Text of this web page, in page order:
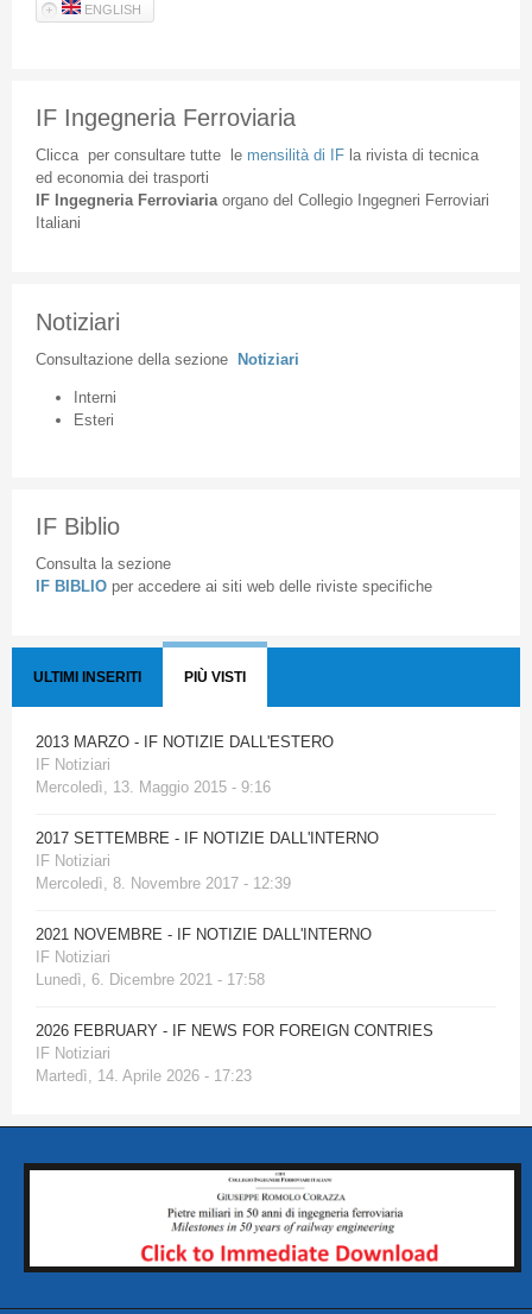
ENGLISH
IF Ingegneria Ferroviaria
Cliccaper consultare tuttele mensilità di IFla rivista di tecnica
ed economia dei trasporti
IF Ingegneria Ferroviaria organodel Collegio Ingegneri Ferroviari
Italiani
Notiziari
Consultazione della sezione Notiziari
Interni
Esteri
IF Biblio
Consulta la sezione
IF BIBLIO per accedere ai siti web delle riviste specifiche
ULTIMI INSERITI PIÙ VISTI
2013 MARZO - IF NOTIZIE DALL'ESTERO
IF Notiziari
Mercoledì, 13. Maggio 2015 - 9:16
2017 SETTEMBRE - IF NOTIZIE DALL'INTERNO
IF Notiziari
Mercoledì, 8. Novembre 2017 - 12:39
2021 NOVEMBRE - IF NOTIZIE DALL'INTERNO
IF Notiziari
Lunedì, 6. Dicembre 2021 - 17:58
2026 FEBRUARY - IF NEWS FOR FOREIGN CONTRIES
IF Notiziari
Martedì, 14. Aprile 2026 - 17:23